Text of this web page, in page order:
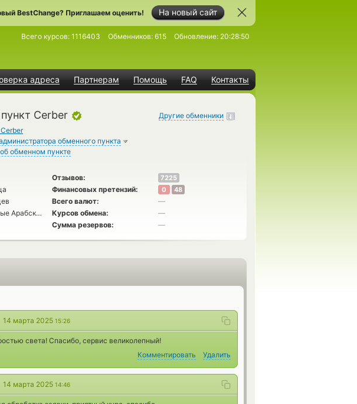
На новый сайт
BestChange? Приглашаем оценить!
адреса Партнерам Помощь FAQ Контакты
Всего курсов: 1116403 Обменников: 615 Обновление: 20:28:50
Cerber
обменного пункта
обменном пункте
Другие обменники
Отзывов: 7225
Финансовых претензий: 0 48
Всего валют:
—
Объединенные Арабские Эмираты Курсов обмена:
—
Сумма резервов: —
14 марта 2025 15:26
света! Спасибо, сервис великолепный!
Комментировать
Удалить
14 марта 2025 14:46